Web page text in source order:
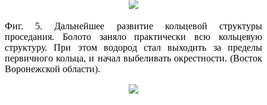
Фиг. 5. Дальнейшее развитие кольцевой структуры
проседания. Болото заняло практически всю кольцевую
структуру. При этом водород стал выходить за пределы
первичного кольца, и начал выбеливать окрестности. (Восток
Воронежской области).